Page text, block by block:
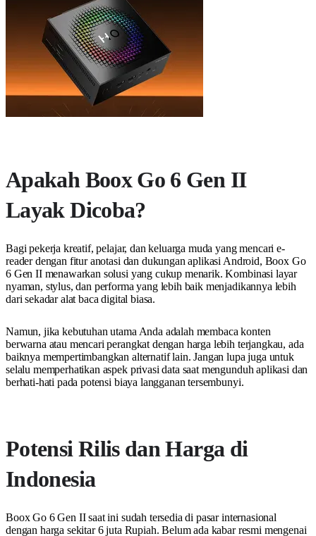
Apakah Boox Go 6 Gen II
Layak Dicoba?
Bagi pekerja kreatif, pelajar, dan keluarga muda yang mencari e-
reader dengan fitur anotasi dan dukungan aplikasi Android, Boox Go
6 Gen II menawarkan solusi yang cukup menarik. Kombinasi layar
nyaman, stylus, dan performa yang lebih baik menjadikannya lebih
dari sekadar alat baca digital biasa.
Namun, jika kebutuhan utama Anda adalah membaca konten
berwarna atau mencari perangkat dengan harga lebih terjangkau, ada
baiknya mempertimbangkan alternatif lain. Jangan lupa juga untuk
selalu memperhatikan aspek privasi data saat mengunduh aplikasi dan
berhati-hati pada potensi biaya langganan tersembunyi.
Potensi Rilis dan Harga di
Indonesia
Boox Go 6 Gen II saat ini sudah tersedia di pasar internasional
dengan harga sekitar 6 juta Rupiah. Belum ada kabar resmi mengenai